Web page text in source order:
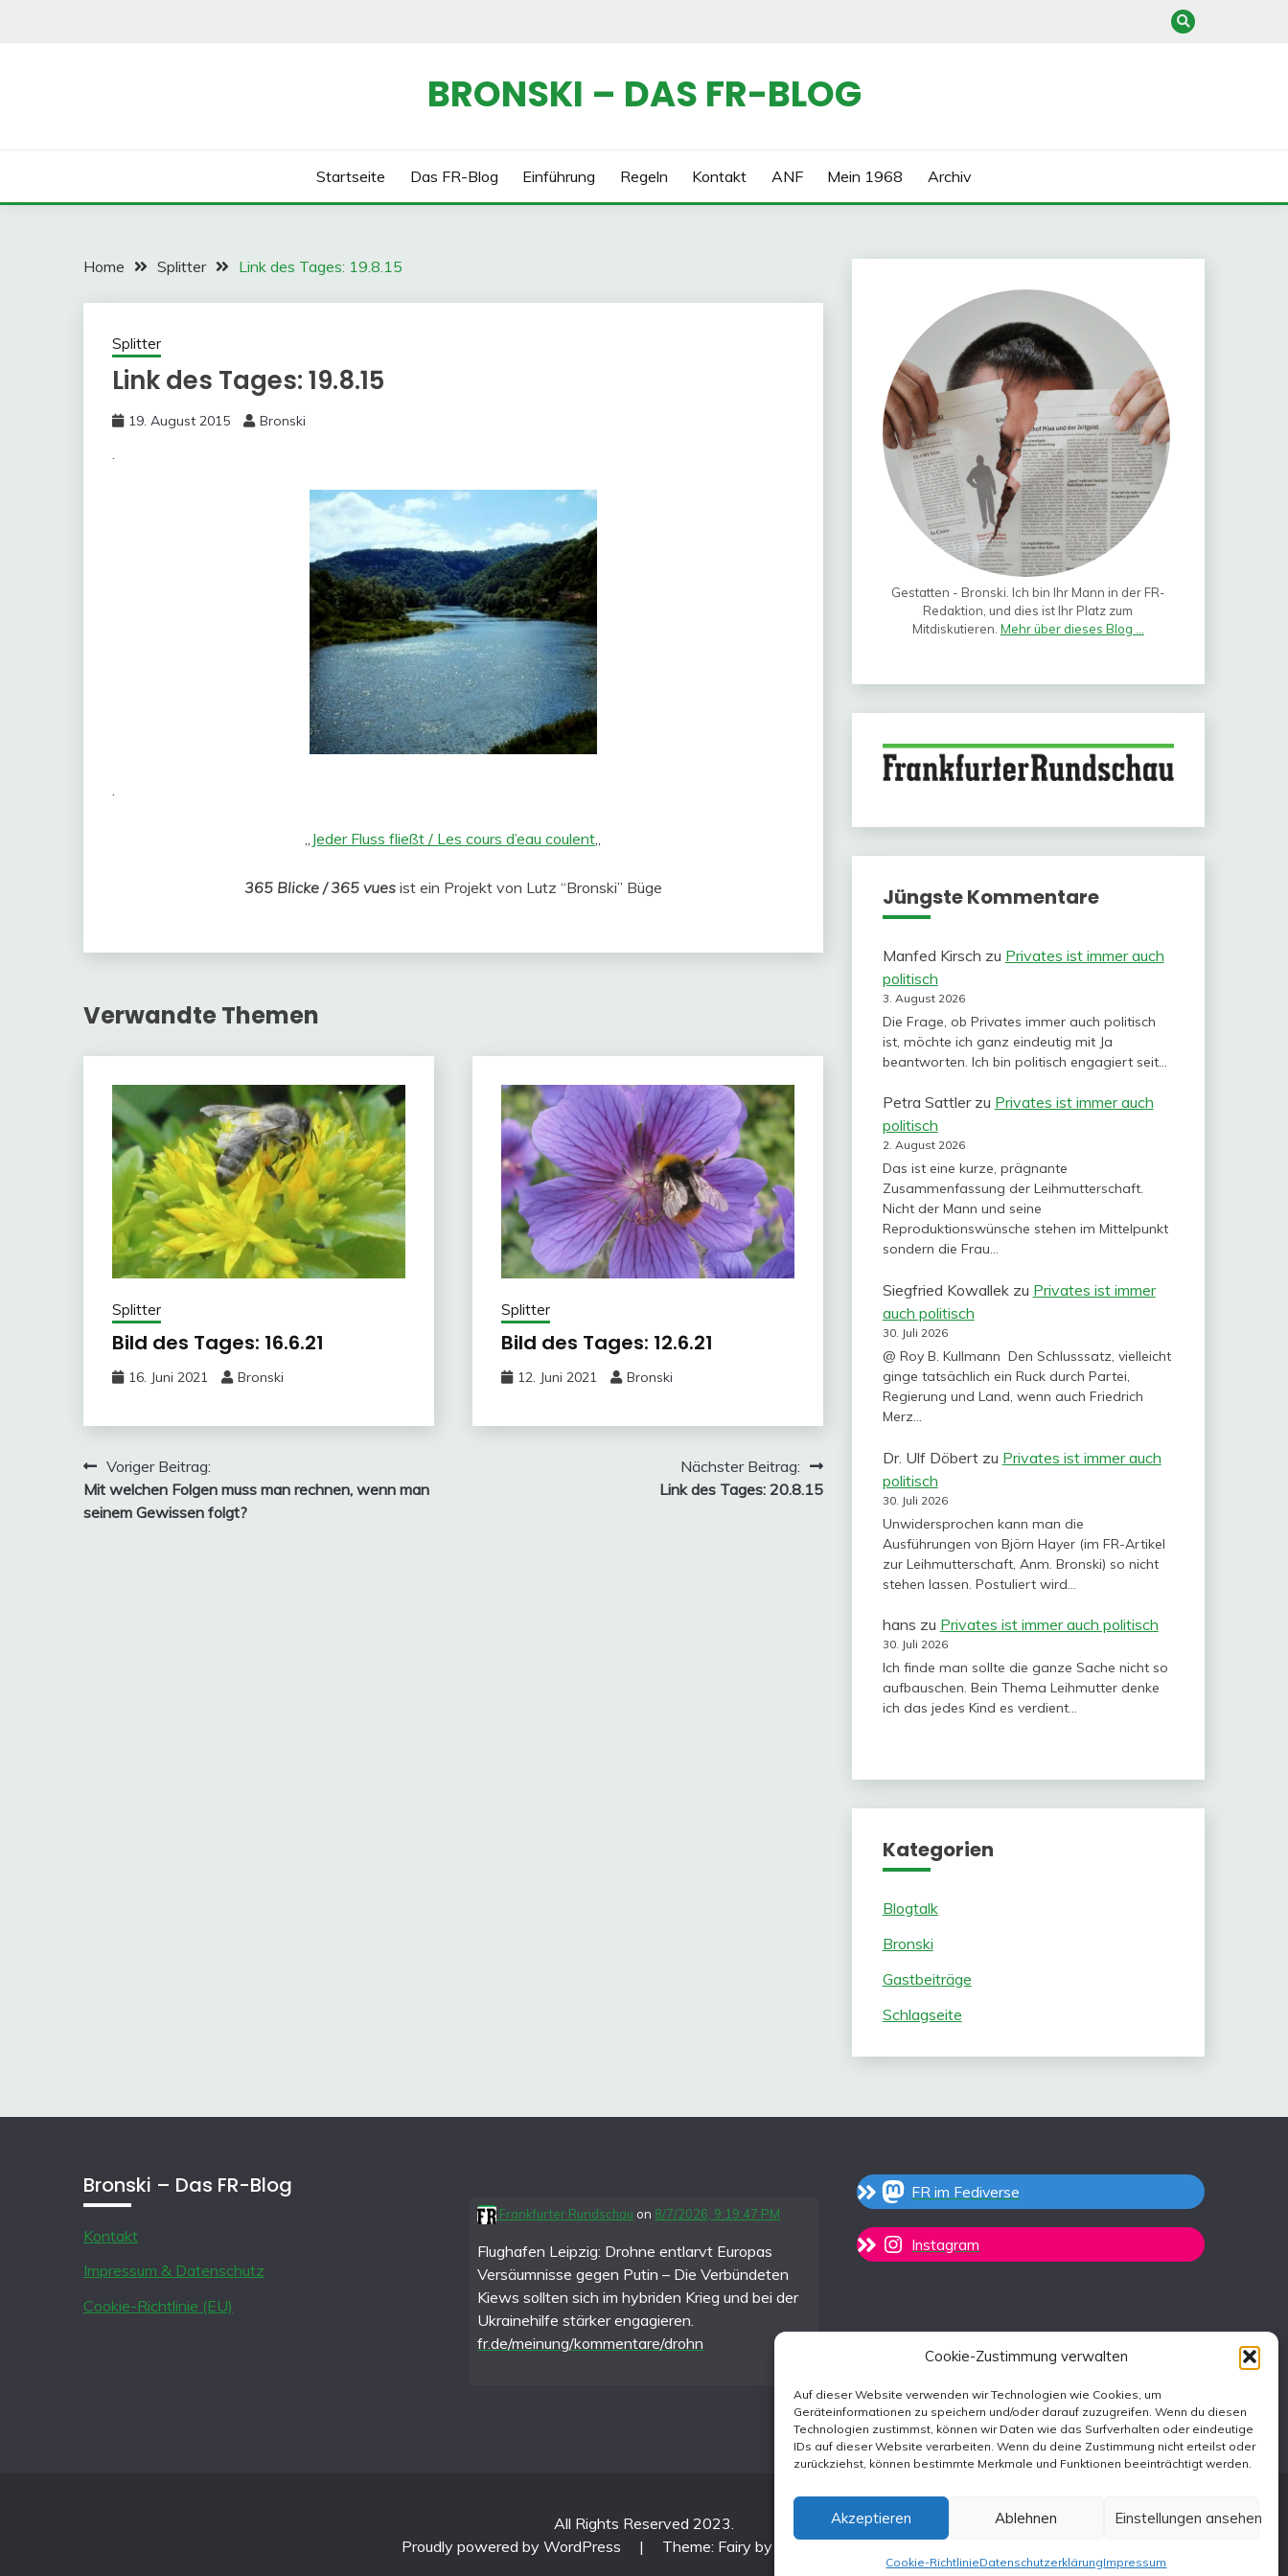
Cookie-Zustimmung verwalten
Auf dieser Website verwenden wir Technologien wie Cookies, um
Geräteinformationen zu speichern und/oder darauf zuzugreifen. Wenn du diesen
Technologien zustimmst, können wir Daten wie das Surfverhalten oder eindeutige
IDs auf dieser Website verarbeiten. Wenn du deine Zustimmung nicht erteilst oder
zurückziehst, können bestimmte Merkmale und Funktionen beeinträchtigt werden.
Akzeptieren Ablehnen Einstellungen ansehen
Cookie-RichtlinieDatenschutzerklärungImpressum
BRONSKI – DAS FR-BLOG
Startseite Das FR-Blog Einführung Regeln Kontakt ANF Mein 1968 Archiv
Home Splitter Link des Tages: 19.8.15
Splitter
Link des Tages: 19.8.15
19. August 2015 Bronski
.
.
„ Jeder Fluss fließt / Les cours d’eau coulent„
365 Blicke / 365 vues ist ein Projekt von Lutz “Bronski” Büge
Verwandte Themen
Splitter
Bild des Tages: 16.6.21
16. Juni 2021 Bronski
Splitter
Bild des Tages: 12.6.21
12. Juni 2021 Bronski
Beitragsnavigation
Voriger Beitrag:
Mit welchen Folgen muss man rechnen, wenn man
seinem Gewissen folgt?
Nächster Beitrag:
Link des Tages: 20.8.15
Gestatten - Bronski. Ich bin Ihr Mann in der FR-
Redaktion, und dies ist Ihr Platz zum
Mitdiskutieren. Mehr über dieses Blog ...
Jüngste Kommentare
Manfed Kirsch zu Privates ist immer auch
politisch
3. August 2026
Die Frage, ob Privates immer auch politisch
ist, möchte ich ganz eindeutig mit Ja
beantworten. Ich bin politisch engagiert seit…
Petra Sattlerzu Privates ist immer auch
politisch
2. August 2026
Das ist eine kurze, prägnante
Zusammenfassung der Leihmutterschaft.
Nicht der Mann und seine
Reproduktionswünsche stehen im Mittelpunkt
sondern die Frau…
Siegfried Kowallekzu Privates ist immer
auch politisch
30. Juli 2026
@ Roy B. Kullmann Den Schlusssatz, vielleicht
ginge tatsächlich ein Ruck durch Partei,
Regierung und Land, wenn auch Friedrich
Merz…
Dr. Ulf Döbertzu Privates ist immer auch
politisch
30. Juli 2026
Unwidersprochen kann man die
Ausführungen von Björn Hayer (im FR-Artikel
zur Leihmutterschaft, Anm. Bronski) so nicht
stehen lassen. Postuliert wird…
hans zu Privates ist immer auch politisch
30. Juli 2026
Ich finde man sollte die ganze Sache nicht so
aufbauschen. Bein Thema Leihmutter denke
ich das jedes Kind es verdient…
Kategorien
Blogtalk
Bronski
Gastbeiträge
Schlagseite
Bronski – Das FR-Blog
Kontakt
Impressum & Datenschutz
Cookie-Richtlinie (EU)
Frankfurter Rundschau on 8/7/2026, 9:19:47 PM
Flughafen Leipzig: Drohne entlarvt Europas
Versäumnisse gegen Putin – Die Verbündeten
Kiews sollten sich im hybriden Krieg und bei der
Ukrainehilfe stärker engagieren.
fr.de/meinung/kommentare/drohn
FR im Fediverse
Instagram
All Rights Reserved 2023.
Proudly powered by WordPress
| Theme: Fairy by Candid Themes.